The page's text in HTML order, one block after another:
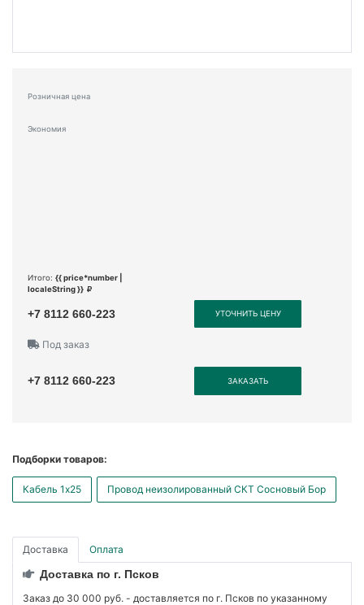
Розничная цена
Экономия
Итого: {{ price*number |
localeString }}
+7 8112 660-223 УТОЧНИТЬ ЦЕНУ
Под заказ
+7 8112 660-223 ЗАКАЗАТЬ
Подборки товаров:
Кабель 1x25 Провод неизолированный СКТ Сосновый Бор
Доставка Оплата
Доставка по г. Псков
Заказ до 30 000 руб. - доставляется по г. Псков по указанному